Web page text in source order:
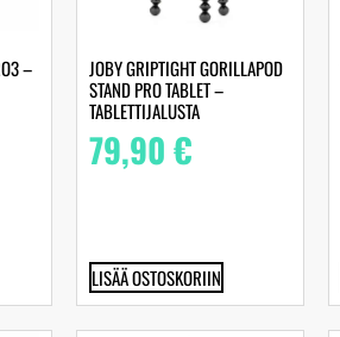
–
JOBY GRIPTIGHT GORILLAPOD
STAND PRO TABLET –
TABLETTIJALUSTA
79,90€
LISÄÄ OSTOSKORIIN